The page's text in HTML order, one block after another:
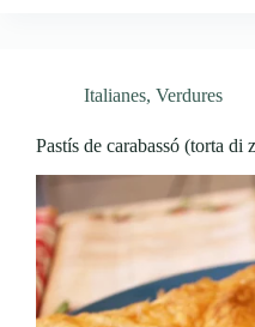
Italianes, Verdures
Pastís de carabassó (torta di